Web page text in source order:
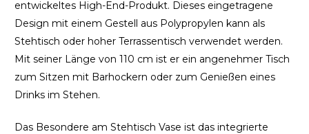
entwickeltes High-End-Produkt. Dieses eingetragene
Design mit einem Gestell aus Polypropylen kann als
Stehtisch oder hoher Terrassentisch verwendet werden.
Mit seiner Länge von 110 cm ist er ein angenehmer Tisch
zum Sitzen mit Barhockern oder zum Genießen eines
Drinks im Stehen.
Das Besondere am Stehtisch Vase ist das integrierte